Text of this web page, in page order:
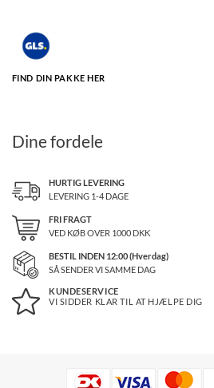
FIND DIN PAKKE HER
Dine fordele
HURTIG LEVERING
LEVERING 1-4 DAGE
FRI FRAGT
VED KØB OVER 1000DKK
BESTIL INDEN 12:00 (Hverdag)
SÅ SENDER VI SAMME DAG
KUNDESERVICE
VI SIDDER KLAR TIL AT HJÆLPE DIG